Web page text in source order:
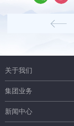
关于我们
集团业务
新闻中心